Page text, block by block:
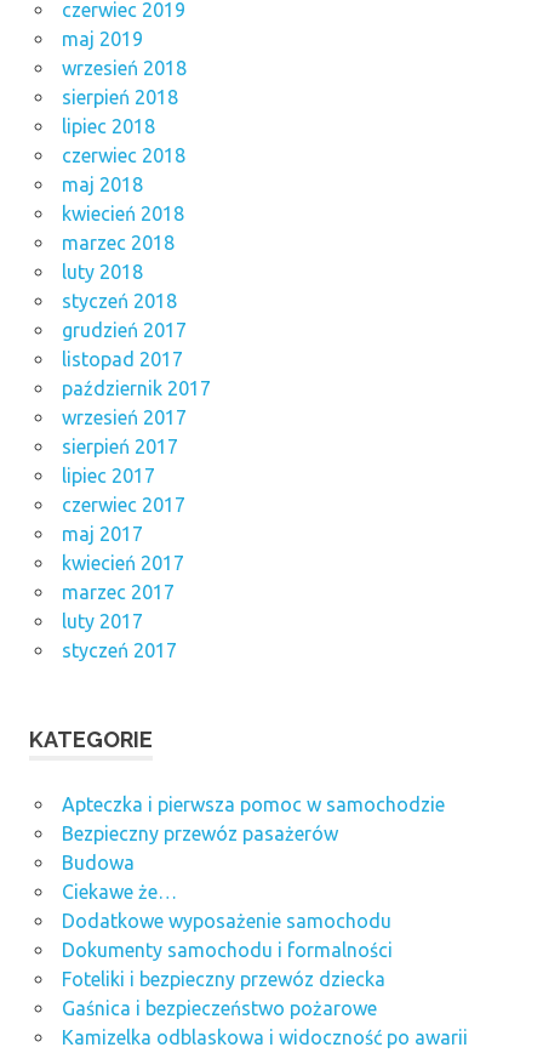
czerwiec 2019
maj 2019
wrzesień 2018
sierpień 2018
lipiec 2018
czerwiec 2018
maj 2018
kwiecień 2018
marzec 2018
luty 2018
styczeń 2018
grudzień 2017
listopad 2017
październik 2017
wrzesień 2017
sierpień 2017
lipiec 2017
czerwiec 2017
maj 2017
kwiecień 2017
marzec 2017
luty 2017
styczeń 2017
KATEGORIE
Apteczka i pierwsza pomoc w samochodzie
Bezpieczny przewóz pasażerów
Budowa
Ciekawe że…
Dodatkowe wyposażenie samochodu
Dokumenty samochodu i formalności
Foteliki i bezpieczny przewóz dziecka
Gaśnica i bezpieczeństwo pożarowe
Kamizelka odblaskowa i widoczność po awarii